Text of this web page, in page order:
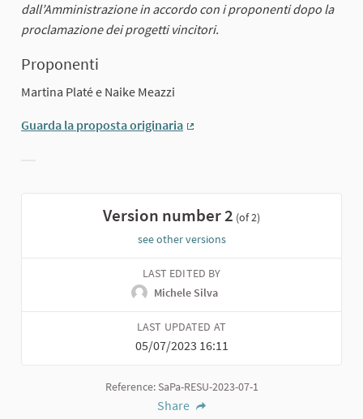
dall’Amministrazione in accordo con i proponenti dopo la
proclamazione dei progetti vincitori.
Proponenti
Martina Platé e Naike Meazzi
Guarda la proposta originaria
Version number 2 (of 2)
see other versions
LAST EDITED BY
Michele Silva
LAST UPDATED AT
05/07/2023 16:11
Reference: SaPa-RESU-2023-07-1
Share